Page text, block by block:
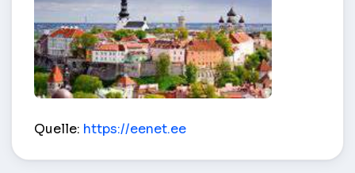
Quelle: https://eenet.ee